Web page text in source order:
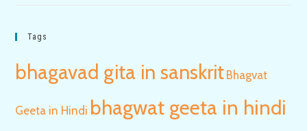
Tags
bhagavad gita in sanskrit Bhagvat
Geeta in Hindi bhagwat geeta in hindi